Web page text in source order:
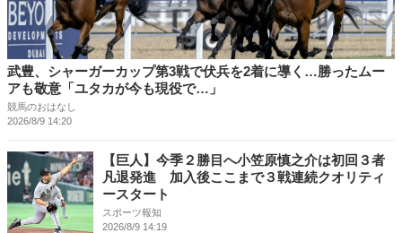
武豊、シャーガーカップ第3戦で伏兵を2着に導く…勝ったムー
アも敬意「ユタカが今も現役で…」
競馬のおはなし
2026/8/9 14:20
【巨人】今季２勝目へ小笠原慎之介は初回３者
凡退発進 加入後ここまで３戦連続クオリティ
ースタート
スポーツ報知
2026/8/9 14:19